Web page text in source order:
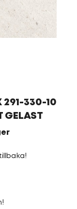
291-330-10
GELAST